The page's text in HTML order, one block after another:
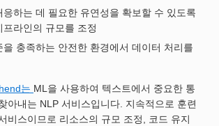
응하는 데 필요한 유연성을 확보할 수 있도록
프라인의 규모를 조정
을 충족하는 안전한 환경에서 데이터 처리를
는 ML을 사용하여 텍스트에서 중요한 통
아내는 NLP 서비스입니다. 지속적으로 훈련
비스이므로 리소스의 규모 조정, 코드 유지